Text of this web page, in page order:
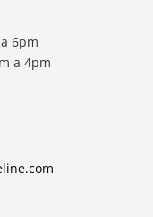
6pm
a 4pm